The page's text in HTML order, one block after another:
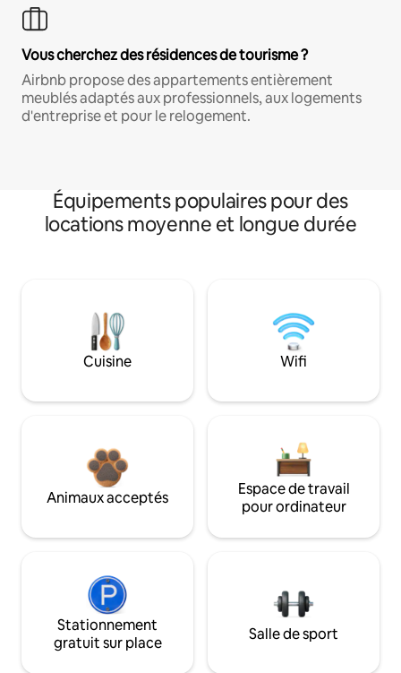
Vous cherchez des résidences de tourisme ?
Airbnb propose des appartements entièrement
meublés adaptés aux professionnels, aux logements
d'entreprise et pour le relogement.
Équipements populaires pour des
locations moyenne et longue durée
Cuisine Wifi
Animaux acceptés
Espace de travail
pour ordinateur
Stationnement
gratuit sur place
Salle de sport